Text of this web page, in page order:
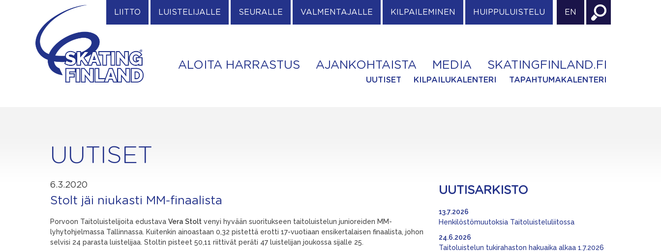
LIITTO LUISTELIJALLE SEURALLE VALMENTAJALLE KILPAILEMINEN HUIPPULUISTELU EN
ALOITA HARRASTUS AJANKOHTAISTA MEDIA SKATINGFINLAND.FI
UUTISET KILPAILUKALENTERI TAPAHTUMAKALENTERI
UUTISET
6.3.2020
Stolt jäi niukasti MM-finaalista
Porvoon Taitoluistelijoita edustava Vera Stolt venyi hyvään suoritukseen taitoluistelun junioreiden MM-
lyhytohjelmassa Tallinnassa. Kuitenkin ainoastaan 0,32 pistettä erotti 17-vuotiaan ensikertalaisen finaalista, johon
selvisi 24 parasta luistelijaa. Stoltin pisteet 50,11 riittivät peräti 47 luistelijan joukossa sijalle 25.
UUTISARKISTO
Henkilöstömuutoksia Taitoluisteluliitossa
13.7.2026
Taitoluistelun tukirahaston hakuaika alkaa 1.7.2026
24.6.2026